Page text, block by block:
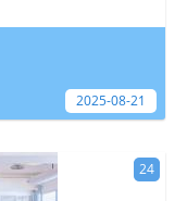
2025-08-21
24